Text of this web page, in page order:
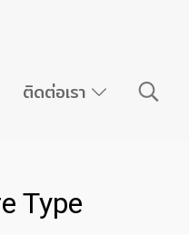
ติดต่อเรา
Type